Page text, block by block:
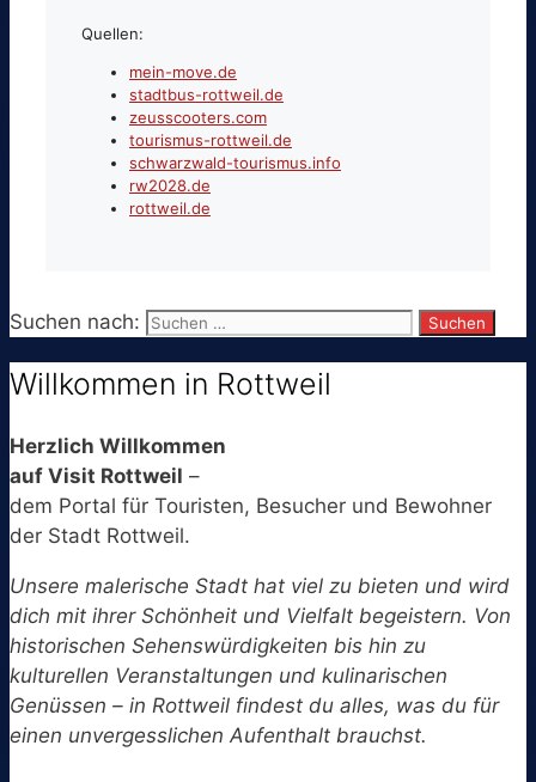
Quellen:
mein-move.de
stadtbus-rottweil.de
zeusscooters.com
tourismus-rottweil.de
schwarzwald-tourismus.info
rw2028.de
rottweil.de
Suchen nach:
Willkommen in Rottweil
Herzlich Willkommen
auf Visit Rottweil –
dem Portal für Touristen, Besucher und Bewohner
der Stadt Rottweil.
Unsere malerische Stadt hat viel zu bieten und wird
dich mit ihrer Schönheit und Vielfalt begeistern. Von
historischen Sehenswürdigkeiten bis hin zu
kulturellen Veranstaltungen und kulinarischen
Genüssen – in Rottweil findest du alles, was du für
einen unvergesslichen Aufenthalt brauchst.